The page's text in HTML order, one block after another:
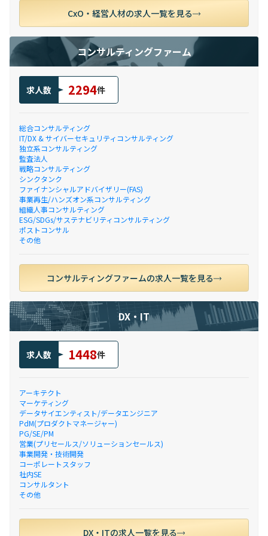
CxO・経営人材の求人一覧を見る
コンサルティングファーム
求人数 2294件
総合コンサルティング
IT/DX & サイバーセキュリティコンサルティング
独立系コンサルティング
監査法人
戦略コンサルティング
シンクタンク
ファイナンシャルアドバイザリー(FAS)
事業再生/ハンズオン系コンサルティング
組織人事コンサルティング
ESG/SDGs/サステナビリティコンサルティング
ポストコンサル
その他
コンサルティングファームの求人一覧を見る
DX・IT
求人数 1448件
アーキテクト
マーケティング
データサイエンティスト/データエンジニア
PdM(プロダクトマネージャー)
PG/SE/PM
営業(プリセールス/ソリューションセールス)
事業開発・技術開発
コーポレートスタッフ
社内SE
コンサルタント
その他
DX・ITの求人一覧を見る